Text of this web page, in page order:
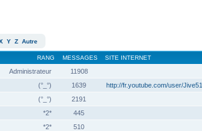
Y Z Autre
RANG MESSAGES SITE INTERNET
Administrateur 11908
(°_°)
1639 http://fr.youtube.com/user/Jive51
(°_°)
2191
*2*
445
*2*
510